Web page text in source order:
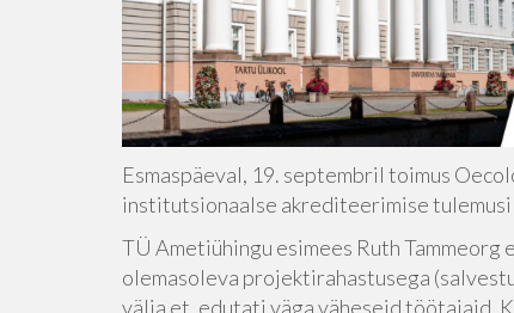
Esmaspäeval, 19. septembril toimus
institutsionaalse akrediteerimise tulemusi
TÜ Ametiühingu esimees Ruth Tammeorg
olemasoleva projektirahastusega
välja et, edutati väga väheseid töötajaid.